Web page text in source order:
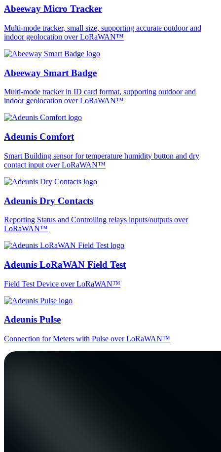
Abeeway Micro Tracker
Multi-mode tracker, small size, supporting accurate outdoor and
indoor geolocation over LoRaWAN™
Abeeway Smart Badge
Multi-mode tracker in ID card format, supporting outdoor and
indoor geolocation over LoRaWAN™
Adeunis Comfort
Smart Building sensor for temperature humidity button and dry
contact input over LoRaWAN™
Adeunis Dry Contacts
Reporting Status and Controlling relays inputs/outputs over
LoRaWAN™
Adeunis LoRaWAN Field Test
Field Test Device over LoRaWAN™
Adeunis Pulse
Connection for Meters with Pulse over LoRaWAN™